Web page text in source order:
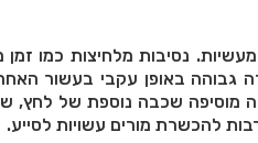
נסיבות מלחיצות כמו זמן
גבוהה באופן עקבי בעשור
מוסיפה שכבה נוספת של לחץ,
להכשרת מורים עשויות לסייע.